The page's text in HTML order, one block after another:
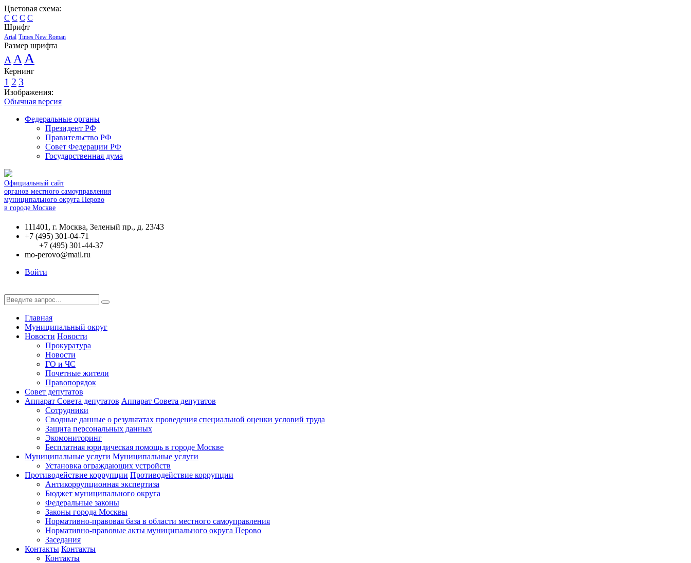
Цветовая схема:
C C C C
Шрифт
Arial Times New Roman
Размер шрифта
A A A
Кернинг
1 2 3
Изображения:
Обычная версия
Федеральные органы
Президент РФ
Правительство РФ
Совет Федерации РФ
Государственная дума
Официальный сайт
органов местного самоуправления
муниципального округа Перово
в городе Москве
111401, г. Москва, Зеленый пр., д. 23/43
+7 (495) 301-04-71
+7 (495) 301-44-37
mo-perovo@mail.ru
Войти
Главная
Муниципальный округ
Новости Новости
Прокуратура
Новости
ГО и ЧС
Почетные жители
Правопорядок
Совет депутатов
Аппарат Совета депутатов Аппарат Совета депутатов
Сотрудники
Сводные данные о результатах проведения специальной оценки условий труда
Защита персональных данных
Экомониторинг
Бесплатная юридическая помощь в городе Москве
Муниципальные услуги Муниципальные услуги
Установка ограждающих устройств
Противодействие коррупции Противодействие коррупции
Антикоррупционная экспертиза
Бюджет муниципального округа
Федеральные законы
Законы города Москвы
Нормативно-правовая база в области местного самоуправления
Нормативно-правовые акты муниципального округа Перово
Заседания
Контакты Контакты
Контакты